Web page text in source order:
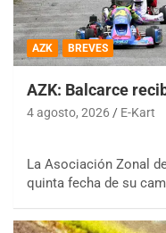
AZK BREVES
AZK: Balcarce
4 agosto, 2026 E-Kart
La Asociación Zonal
quinta fecha de su